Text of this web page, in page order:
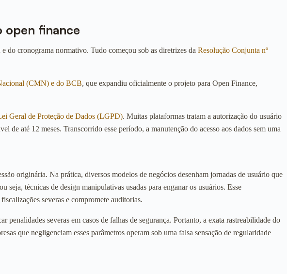
open finance
do cronograma normativo. Tudo começou sob as diretrizes da Resolução Conjunta nº
(CMN) e do BCB, que expandiu oficialmente o projeto para Open Finance,
Geral de Proteção de Dados (LGPD). Muitas plataformas tratam a autorização do usuário
até 12 meses. Transcorrido esse período, a manutenção do acesso aos dados sem uma
originária. Na prática, diversos modelos de negócios desenham jornadas de usuário que
ou seja, técnicas de design manipulativas usadas para enganar os usuários. Esse
severas e compromete auditorias.
severas em casos de falhas de segurança. Portanto, a exata rastreabilidade do
que negligenciam esses parâmetros operam sob uma falsa sensação de regularidade